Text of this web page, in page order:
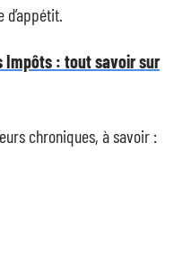
Impôts : tout savoir sur
chroniques, à savoir :